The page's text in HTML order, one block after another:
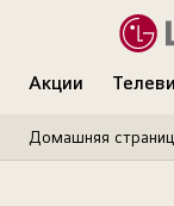
Акции
Домашняя